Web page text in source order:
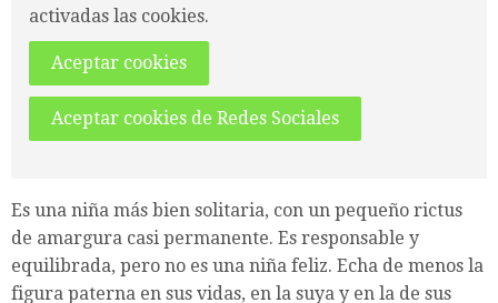
activadas las cookies.
Aceptar cookies
Aceptar cookies de Redes Sociales
Es una niña más bien solitaria, con un pequeño rictus
de amargura casi permanente. Es responsable y
equilibrada, pero no es una niña feliz. Echa de menos la
figura paterna en sus vidas, en la suya y en la de sus